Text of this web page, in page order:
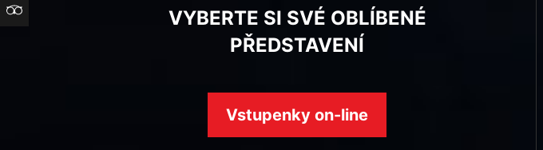
TripAdvisor
VYBERTE SI SVÉ OBLÍBENÉ
PŘEDSTAVENÍ
Vstupenky on-line